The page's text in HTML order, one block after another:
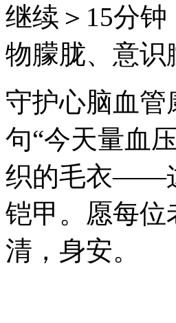
继续＞15分
物朦胧、意识
守护心脑血
句“今天量血
织的毛衣——
铠甲。愿每位
清，身安。